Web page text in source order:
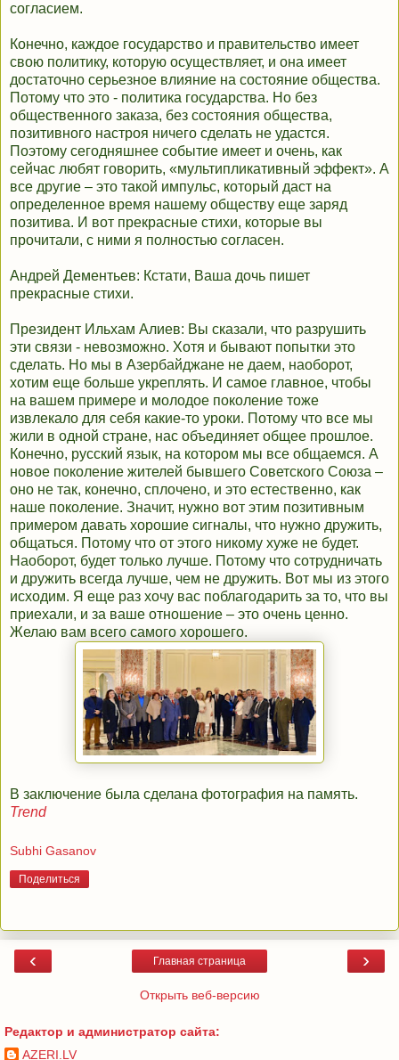
согласием.
Конечно, каждое государство и правительство имеет
свою политику, которую осуществляет, и она имеет
достаточно серьезное влияние на состояние общества.
Потому что это - политика государства. Но без
общественного заказа, без состояния общества,
позитивного настроя ничего сделать не удастся.
Поэтому сегодняшнее событие имеет и очень, как
сейчас любят говорить, «мультипликативный эффект». А
все другие – это такой импульс, который даст на
определенное время нашему обществу еще заряд
позитива. И вот прекрасные стихи, которые вы
прочитали, с ними я полностью согласен.
Андрей Дементьев: Кстати, Ваша дочь пишет
прекрасные стихи.
Президент Ильхам Алиев: Вы сказали, что разрушить
эти связи - невозможно. Хотя и бывают попытки это
сделать. Но мы в Азербайджане не даем, наоборот,
хотим еще больше укреплять. И самое главное, чтобы
на вашем примере и молодое поколение тоже
извлекало для себя какие-то уроки. Потому что все мы
жили в одной стране, нас объединяет общее прошлое.
Конечно, русский язык, на котором мы все общаемся. А
новое поколение жителей бывшего Советского Союза –
оно не так, конечно, сплочено, и это естественно, как
наше поколение. Значит, нужно вот этим позитивным
примером давать хорошие сигналы, что нужно дружить,
общаться. Потому что от этого никому хуже не будет.
Наоборот, будет только лучше. Потому что сотрудничать
и дружить всегда лучше, чем не дружить. Вот мы из этого
исходим. Я еще раз хочу вас поблагодарить за то, что вы
приехали, и за ваше отношение – это очень ценно.
Желаю вам всего самого хорошего.
В заключение была сделана фотография на память.
Trend
Subhi Gasanov
Поделиться
‹ ›
Главная страница
Открыть веб-версию
Редактор и администратор сайта:
AZERI.LV